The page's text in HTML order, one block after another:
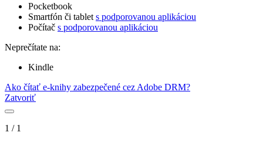
Pocketbook
Smartfón či tablet s podporovanou aplikáciou
Počítač s podporovanou aplikáciou
Neprečítate na:
Kindle
Ako čítať e-knihy zabezpečené cez Adobe DRM?
Zatvoriť
1 / 1